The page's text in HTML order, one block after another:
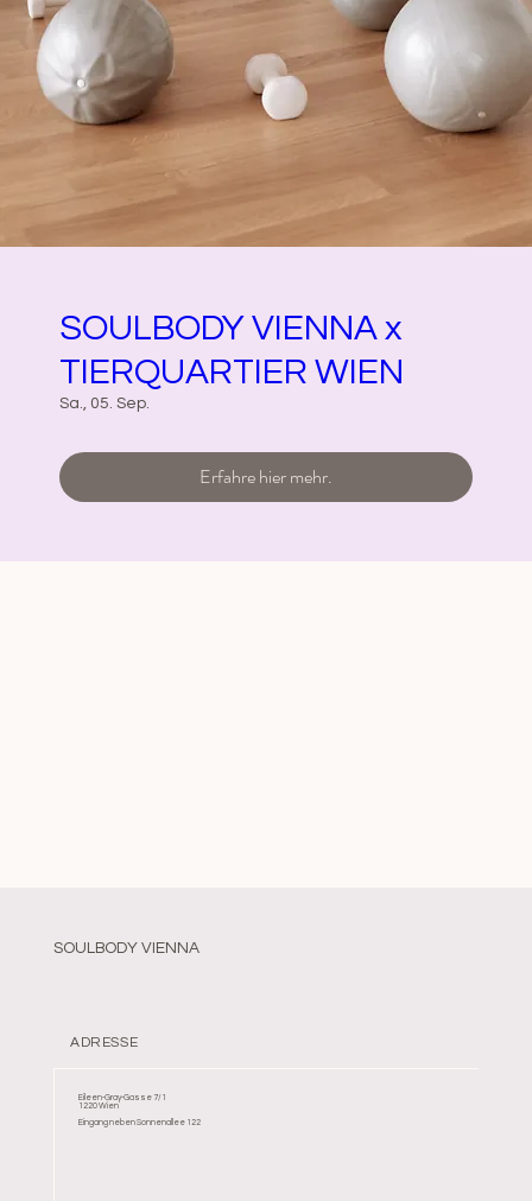
SOULBODY VIENNA x
TIERQUARTIER WIEN
Sa., 05. Sep.
Erfahre hier mehr.
SOULBODY VIENNA
ADRESSE
Eileen-Gray-Gasse 7/1
1220 Wien
Eingang neben Sonnenallee 122